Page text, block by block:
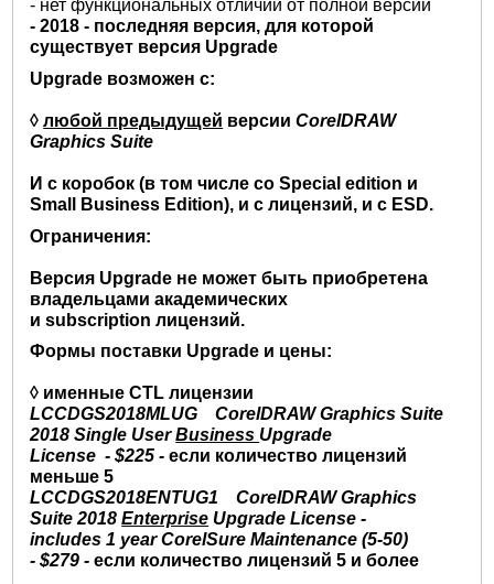
- нет функциональных отличий от полной версии
- 2018 - последняя версия, для которой
существует версия Upgrade
Upgrade возможен с:
◊любой предыдущей версииCorelDRAW
Graphics Suite
И с коробок (в том числе со Special edition и
Small Business Edition), и с лицензий, и с ESD.
Ограничения:
Версия Upgrade не может быть приобретена
владельцами академических
и subscription лицензий.
Формы поставки Upgrade и цены:
◊ именные CTL лицензии
LCCDGS2018MLUG CorelDRAW Graphics Suite
2018 Single UserBusiness Upgrade
License -$225 -если количество лицензий
меньше 5
LCCDGS2018ENTUG1 CorelDRAW Graphics
Suite 2018Enterprise Upgrade License -
includes 1 year CorelSure Maintenance (5-50)
-$279 -если количество лицензий 5 и более